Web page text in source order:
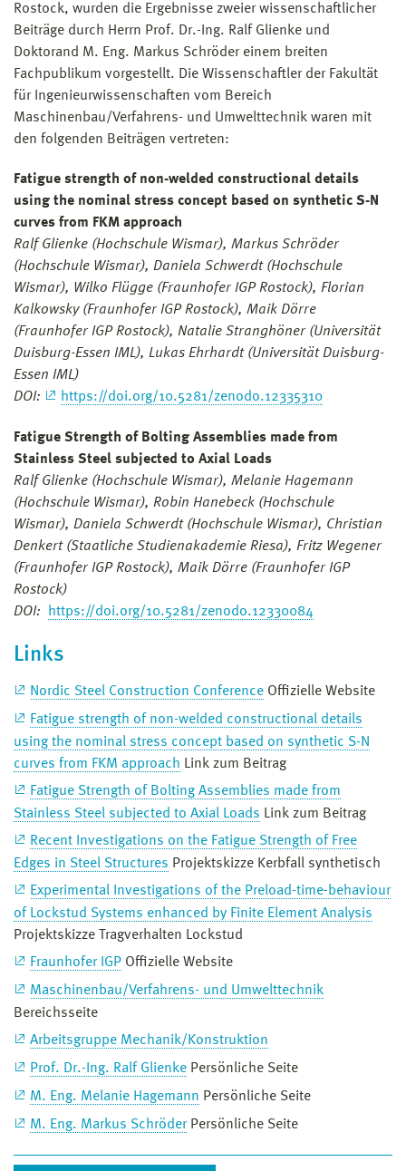
Rostock, wurden die Ergebnisse zweier wissenschaftlicher
Beiträge durch Herrn Prof. Dr.-Ing. Ralf Glienke und
Doktorand M. Eng. Markus Schröder einem breiten
Fachpublikum vorgestellt. Die Wissenschaftler der Fakultät
für Ingenieurwissenschaften vom Bereich
Maschinenbau/Verfahrens- und Umwelttechnik waren mit
den folgenden Beiträgen vertreten:
Fatigue strength of non-welded constructional details
using the nominal stress concept based on synthetic S-N
curves from FKM approach
Ralf Glienke (Hochschule Wismar), Markus Schröder
(Hochschule Wismar), Daniela Schwerdt (Hochschule
Wismar), Wilko Flügge (Fraunhofer IGP Rostock), Florian
Kalkowsky (Fraunhofer IGP Rostock), Maik Dörre
(Fraunhofer IGP Rostock), Natalie Stranghöner (Universität
Duisburg-Essen IML), Lukas Ehrhardt (Universität Duisburg-
Essen IML)
DOI:
https://doi.org/10.5281/zenodo.12335310
Fatigue Strength of Bolting Assemblies made from
Stainless Steel subjected to Axial Loads
Ralf Glienke (Hochschule Wismar), Melanie Hagemann
(Hochschule Wismar), Robin Hanebeck (Hochschule
Wismar), Daniela Schwerdt (Hochschule Wismar), Christian
Denkert (Staatliche Studienakademie Riesa), Fritz Wegener
(Fraunhofer IGP Rostock), Maik Dörre (Fraunhofer IGP
Rostock)
DOI:
https://doi.org/10.5281/zenodo.12330084
Links
Nordic Steel Construction Conference Offizielle Website
Fatigue strength of non-welded constructional details
using the nominal stress concept based on synthetic S-N
curves from FKM approach Link zum Beitrag
Fatigue Strength of Bolting Assemblies made from
Stainless Steel subjected to Axial Loads Link zum Beitrag
Recent Investigations on the Fatigue Strength of Free
Edges in Steel Structures Projektskizze Kerbfall synthetisch
Experimental Investigations of the Preload-time-behaviour
of Lockstud Systems enhanced by Finite Element Analysis
Projektskizze Tragverhalten Lockstud
Fraunhofer IGP Offizielle Website
Maschinenbau/Verfahrens- und Umwelttechnik
Bereichsseite
Arbeitsgruppe Mechanik/Konstruktion
Prof. Dr.-Ing. Ralf Glienke Persönliche Seite
M. Eng. Melanie Hagemann Persönliche Seite
M. Eng. Markus Schröder Persönliche Seite